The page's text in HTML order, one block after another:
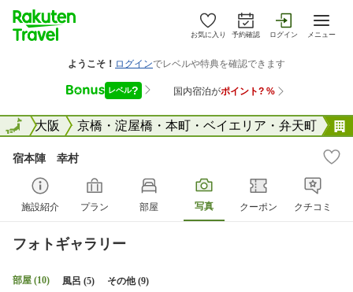
お気に入り 予約確認 ログイン メニュー
府 大阪 京橋・淀屋橋・本町・ベイエリア・弁天町
全国
宿本陣 幸村
施設紹介 プラン 部屋 写真 クーポン クチコミ
フォトギャラリー
部屋 (10) 風呂 (5) その他 (9)